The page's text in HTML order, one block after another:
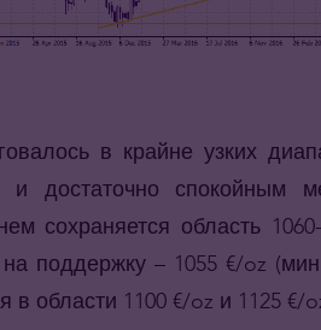
в крайне узких
и достаточно
сохраняется область
поддержку – 1055 €/oz
области 1100 €/oz и 1125 €/